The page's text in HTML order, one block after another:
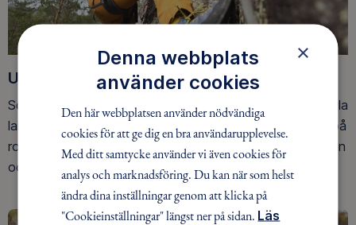
Upptäck nya äventyr
Som medlem har du tillgång till alla våra äventyr, över hela
landet. Våra ideella ledare guidar barn, unga och vuxna på
roliga och trygga äventyr i skogen, på vattnet, snön, isen
och på fjället.
×
Denna webbplats
använder cookies
Den här webbplatsen använder nödvändiga
cookies för att ge dig en bra användarupplevelse.
Med ditt samtycke använder vi även cookies för
analys och marknadsföring. Du kan när som helst
ändra dina inställningar genom att klicka på
"Cookieinställningar" längst ner på sidan. Läs